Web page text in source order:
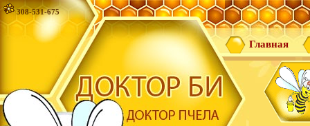
308-531-675
Главная